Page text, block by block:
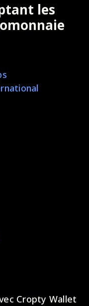
les
Cropty Wallet